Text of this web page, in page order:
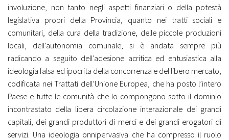
involuzione, non tanto negli aspetti finanziari o della potestà
legislativa propri della Provincia, quanto nei tratti sociali e
comunitari, della cura della tradizione, delle piccole produzioni
locali, dell’autonomia comunale, si è andata sempre più
radicando a seguito dell’adesione acritica ed entusiastica alla
ideologia falsa ed ipocrita della concorrenza e del libero mercato,
codificata nei Trattati dell’Unione Europea, che ha posto l’intero
Paese e tutte le comunità che lo compongono sotto il dominio
incontrastato della libera circolazione interazionale dei grandi
capitali, dei grandi produttori di merci e dei grandi erogatori di
servizi. Una ideologia onnipervasiva che ha compresso il ruolo